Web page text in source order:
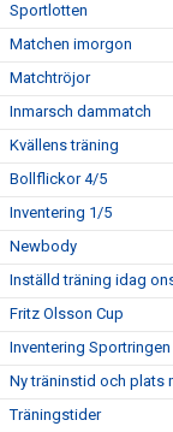
Sportlotten
Matchen imorgon
Matchtröjor
Inmarsch dammatch
Kvällens träning
Bollflickor 4/5
Inventering 1/5
Newbody
Inställd träning idag
Fritz Olsson Cup
Inventering Sportringen
Ny träninstid och plats
Träningstider